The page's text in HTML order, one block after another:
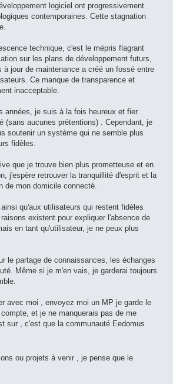
logiciel ont progressivement
contemporaines. Cette stagnation
technique, c'est le mépris flagrant
sur les plans de développement futurs,
jour de maintenance a créé un fossé entre
Ce manque de transparence et
inacceptable.
années, je suis à la fois heureux et fier
(sans aucunes prétentions) . Cependant, je
soutenir un système qui ne semble plus
fidèles.
que je trouve bien plus prometteuse et en
j'espère retrouver la tranquillité d'esprit et la
de mon domicile connecté.
qu'aux utilisateurs qui restent fidèles
existent pour expliquer l'absence de
en tant qu'utilisateur, je ne peux plus
le partage de connaissances, les échanges
Même si je m'en vais, je garderai toujours
avec moi , envoyez moi un MP je garde le
et je ne manquerais pas de me
sur , c'est que la communauté Eedomus
ou projets à venir , je pense que le